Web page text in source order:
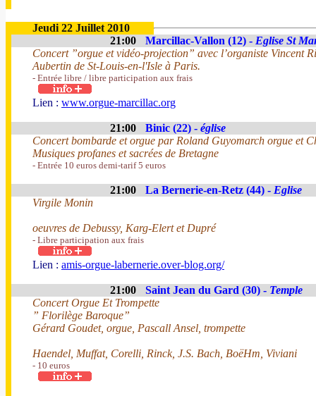
Jeudi 22 Juillet 2010
21:00
Marcillac-Vallon (12) - Eglise St
Concert ”orgue et vidéo-projection” avec l’organiste Vincent
Aubertin de St-Louis-en-l'Isle à Paris.
- Entrée libre / libre participation aux frais
Lien : www.orgue-marcillac.org
21:00 Binic (22) - église
Concert bombarde et orgue par Roland Guyomarch orgue et
Musiques profanes et sacrées de Bretagne
- Entrée 10 euros demi-tarif 5 euros
21:00 La Bernerie-en-Retz (44) - Eglise
Virgile Monin
oeuvres de Debussy, Karg-Elert et Dupré
- Libre participation aux frais
Lien : amis-orgue-labernerie.over-blog.org/
21:00 Saint Jean du Gard (30) - Temple
Concert Orgue Et Trompette
” Florilège Baroque”
Gérard Goudet, orgue, Pascall Ansel, trompette
Haendel, Muffat, Corelli, Rinck, J.S. Bach, BoëHm, Viviani
- 10 euros